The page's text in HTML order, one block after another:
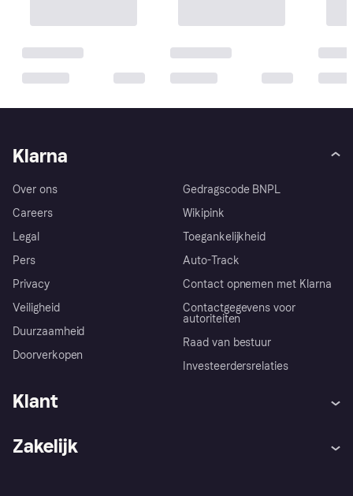
Klarna
Over ons
Careers
Legal
Pers
Privacy
Veiligheid
Duurzaamheid
Doorverkopen
Gedragscode BNPL
Wikipink
Toegankelijkheid
Auto-Track
Contact opnemen met Klarna
Contactgegevens voor
autoriteiten
Raad van bestuur
Investeerdersrelaties
Klant
Zakelijk